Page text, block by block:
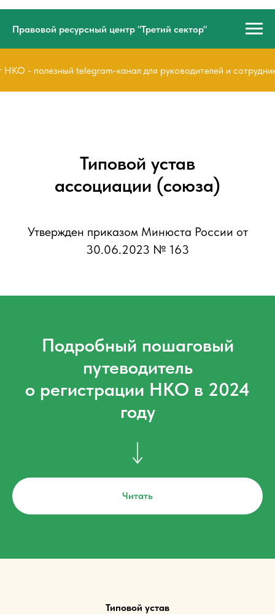
Правовой ресурсный центр "Третий сектор"
- полезный telegram-канал для руководителей и
Типовой устав
ассоциации (союза)
Утвержден приказом Минюста России от
30.06.2023 № 163
Подробный пошаговый
путеводитель
о регистрации НКО в 2024
году
Читать
Типовой устав